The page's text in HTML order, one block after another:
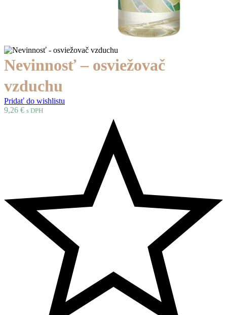
Nevinnosť – osviežovač
vzduchu
Pridať do wishlistu
9,26 € s DPH